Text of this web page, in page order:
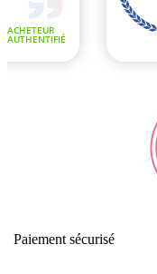
Paiement sécurisé